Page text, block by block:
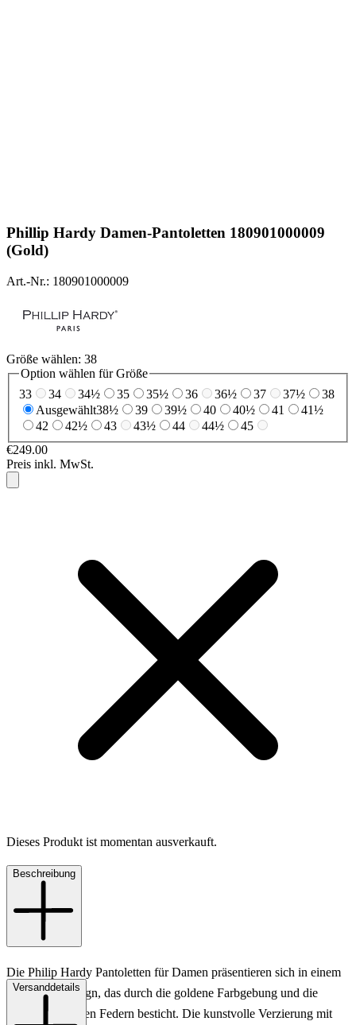
Phillip Hardy Damen-Pantoletten 180901000009
(Gold)
Art.-Nr.: 180901000009
Größe wählen: 38
Option wählen für Größe
33
34 34½ 35 35½ 36 36½ 37 37½
38
Ausgewählt38½ 39 39½ 40 40½ 41
41½
42
42½ 43 43½ 44 44½
45
€249.00
Preis inkl. MwSt.
Dieses Produkt ist momentan ausverkauft.
Beschreibung
Die Philip Hardy Pantoletten für Damen präsentieren sich in einem
luxuriösen Design, das durch die goldene Farbgebung und die
auffälligen blauen Federn besticht. Die kunstvolle Verzierung mit
Versanddetails